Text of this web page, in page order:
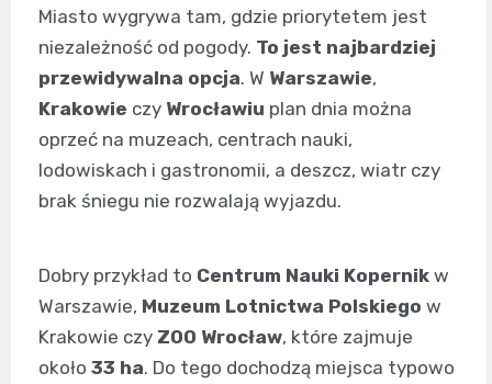
Miasto wygrywa tam, gdzie priorytetem jest
niezależność od pogody. To jest najbardziej
przewidywalna opcja. W Warszawie,
Krakowie czy Wrocławiu plan dnia można
oprzeć na muzeach, centrach nauki,
lodowiskach i gastronomii, a deszcz, wiatr czy
brak śniegu nie rozwalają wyjazdu.
Dobry przykład to Centrum Nauki Kopernik w
Warszawie, Muzeum Lotnictwa Polskiego w
Krakowie czy ZOO Wrocław, które zajmuje
około 33 ha. Do tego dochodzą miejsca typowo